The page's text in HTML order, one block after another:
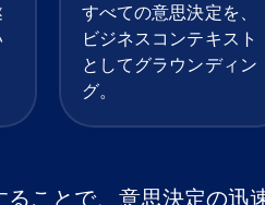
すべての意思決定を、
ビジネスコンテキスト
としてグラウンディン
グ。
ことで、意思決定の迅